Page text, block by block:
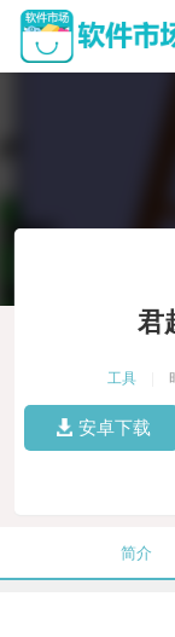
君
工具
安卓下载
简介